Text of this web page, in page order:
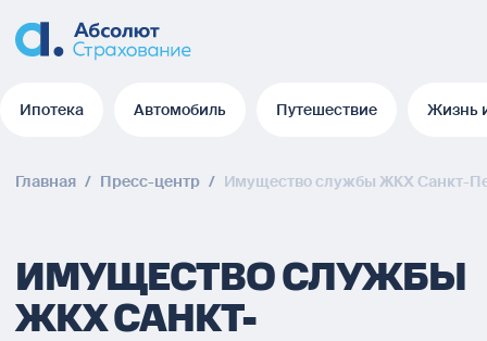
Ипотека Автомобиль Путешествие Жизнь
Главная / Пресс-центр / Имущество службы ЖКХ Санкт-
ИМУЩЕСТВО СЛУЖБЫ
ЖКХ САНКТ-